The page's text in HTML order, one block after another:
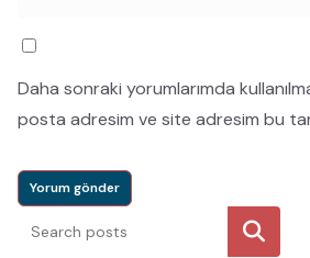
Daha sonraki yorumlarımda
posta adresim ve site adresim bu
Ara